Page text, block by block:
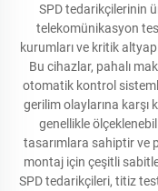
SPD tedarikçilerinin
telekomünikasyon
kurumları ve kritik
Bu cihazlar, pahalı
otomatik kontrol
gerilim olaylarına karşı
genellikle
tasarımlara sahiptir ve
montaj için çeşitli
SPD tedarikçileri, titiz